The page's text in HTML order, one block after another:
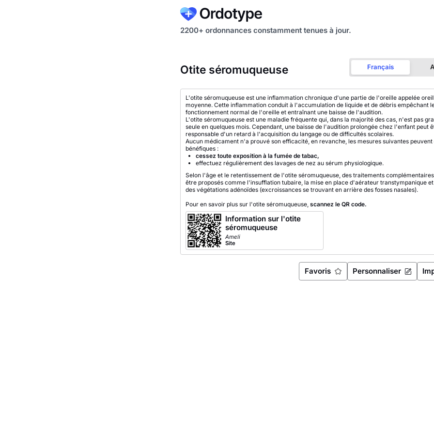
2200+ ordonnances constamment tenues à jour.
Otite séromuqueuse Français
L'otite séromuqueuse est une inflammation chronique d'une partie de l'oreille appelée
moyenne. Cette inflammation conduit à l'accumulation de liquide et de débris empêchant
fonctionnement normal de l'oreille et entraînant une baisse de l'audition.
L'otite séromuqueuse est une maladie fréquente qui, dans la majorité des cas, n'est pas
seule en quelques mois. Cependant, une baisse de l'audition prolongée chez l'enfant peut
responsable d'un retard à l'acquisition du langage ou de difficultés scolaires.
Aucun médicament n'a prouvé son efficacité, en revanche, les mesures suivantes peuvent
bénéfiques :
cessez toute exposition à la fumée de tabac,
effectuez régulièrement des lavages de nez au sérum physiologique.
Selon l'âge et le retentissement de l'otite séromuqueuse, des traitements
être proposés comme l'insufflation tubaire, la mise en place d'aérateur transtympanique
des végétations adénoïdes (excroissances se trouvant en arrière des fosses nasales).
Pour en savoir plus sur l'otite séromuqueuse, scannez le QR code.
Information sur l'otite
séromuqueuse
Ameli
Site
Favoris Personnaliser